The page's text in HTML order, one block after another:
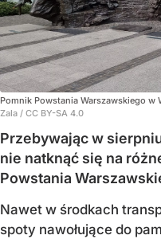
Pomnik Powstania Warszawskiego w
Zala / CC BY-SA 4.0
Przebywając w
nie natknąć się na
Powstania
Nawet w środkach
spoty nawołujące do